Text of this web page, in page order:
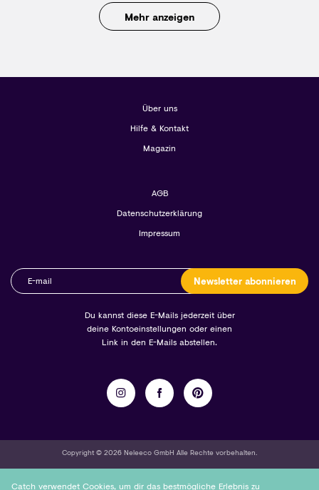
Mehr anzeigen
Über uns
Hilfe & Kontakt
Magazin
AGB
Datenschutzerklärung
Impressum
Newsletter abonnieren
Du kannst diese E-Mails jederzeit über
deine Kontoeinstellungen oder einen
Link in den E-Mails abstellen.
Copyright © 2026 Neleeco GmbH Alle Rechte vorbehalten.
Catch verwendet Cookies, um dir das bestmögliche Erlebnis zu